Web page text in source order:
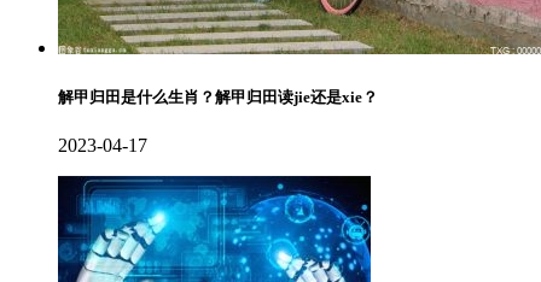
解甲归田是什么生肖？解甲归田读jie还是xie？
2023-04-17